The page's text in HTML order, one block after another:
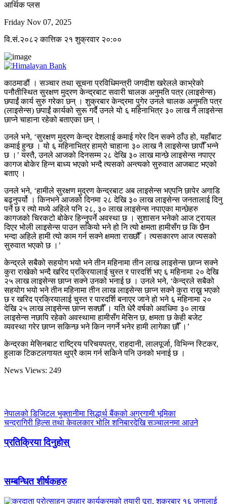
आर्थिक प्लस
Friday Nov 07, 2025
वि.सं.२०८२ कात्तिक २१ शुक्रवार २०:००
काठमाडौं । सञ्चार तथा सूचना प्रविधिमन्त्री जगदीश खरेलले काभ्रेको
पनौतीस्थित सुरक्षण मुद्रण केन्द्रबाट सवारी चालक अनुमति पत्र (लाइसेन्स)
छपाईं कार्य सुरु गरेका छन् । शुक्रबार केन्द्रमा पुगेर उनले चालक अनुमति पत्र
(लाइसेन्स) छपाईं कार्यको सुरू गर्दै उनले यो ६ महिनाभित्र ३० लाख नै लाइसेन्स
छाप्ने चाहाना रहेको बताएका छन् ।
उनले भने, ‘सुरक्षण मुद्रण केन्द्र देशलाई कमाई गरेर दिन सक्ने ठाँउ हो, यहाँबाट
कमाई हुन्छ । यो ६ महिनाभित्र हाम्रो चाहाना ३० लाख नै लाइसेन्स छापौँ भन्ने
छ ।’ यस्तै, उनले आजको दिनसम्म २८ देखि ३० लाख मान्छे लाइसेन्स नपाएर
कागज बोकेर हिन्न बाध्य भएको भन्दै त्यसको अन्त्यको सुरुवात आजबाट भएको
बताए ।
उनले भने, ‘हामीले सुरक्षण मुद्रण केन्द्रबाट अब लाइसेन्स भएपनि छापेर अगाडि
बढ्नुपर्यो । किनभने आजको दिनमा २८ देखि ३० लाख लाइसेन्स जनतालाई दिनु
पर्ने छ र त्यो मध्ये अहिले पनि २८, ३० लाख लाइसेन्स नपाएका मान्छेहरु
कागजको चिरकटो बोकेर हिन्नुपर्ने अवस्था छ । सुशासन भनेको आज ट्रायल
दिएर भोली लाइसेन्स पाउन सकियो भने हो नि त्यो क्षमता हामीसँग छ कि छैन
भन्दा अहिले हामी त्यो काम गर्न सक्ने क्षमता राख्छौँ । त्यसकारण आज त्यसको
सुरुवात भएको छ ।’
केन्द्रले सबैको सहयोग भयो भने तीन महिनामा तीन लाख लाइसेन्स छाप्न सक्ने
कुरा राखेको भन्दै खरिद प्रक्रियालाई चुस्त र पारदर्शि भए ६ महिनामा २० देखि
२५ लाख लाइसेन्स छाप्न सक्ने उनको भनाई छ । उनले भने, ‘केन्द्रले सबैको
सहयोग भयो भने तीन महिनामा तीन लाख लाइसेन्स छाप्न सक्ने कुरा राख्नु भएको
छ र खरिद प्रक्रियालाई चुस्त र पारदर्शि बनाएर जाने हो भने ६ महिनामा २०
देखि २५ लाख लाइसेन्स छाप्न सक्छौँ । यति धेरै वर्षको अवधिमा ३० लाख
लाइसेन्स नछापि रहेको अवस्थामा हामीसँग मेसिन छ, क्षमता छ केही बजेट
व्यवस्था गरेर छाप्न सकिन्छ भने किन नगर्ने भनेर हामी लागेका छौँ ।’
केन्द्रका मेसिनबाट राष्ट्रिय परिचयपत्र, राहदानी, लालपूर्जा, विभिन्न स्टिकर,
हुलाक टिकटलगायत थुप्रै काम गर्न सकिने पनि उनको भनाई छ ।
News Views: 249
नेपालको डिजिटल भुक्तानीमा सिद्धार्थ बैंकको अग्रगामी भूमिका
चन्द्रागिरी हिल्स तथा केवलकार भोलि शनिबारदेखि सञ्चालनमा आउने
प्रतिक्रिया दिनुहोस्
सम्बन्धित शीर्षकहरु